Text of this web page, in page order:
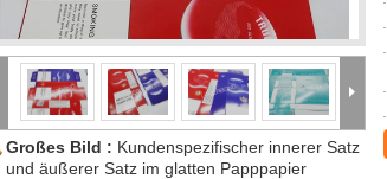
Großes Bild : Kundenspezifischer innerer Satz
und äußerer Satz im glatten Papppapier